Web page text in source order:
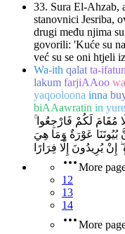
33. Sura El-Ahzab,
stanovnici Jesriba,
drugi među njima
govorili: 'Kuće su
već su se oni htjeli
Wa-ith qalat ta-ifatun
lakum farjiAAoo
yaqooloona inna
biAAawratin in
مُقَامَ لَكُمْ فَارْجِعُوا
عَوْرَةٌ وَمَا هِيَ
إِنْ يُرِيدُونَ إِلَّا فِرَارًا
More
12
13
14
More